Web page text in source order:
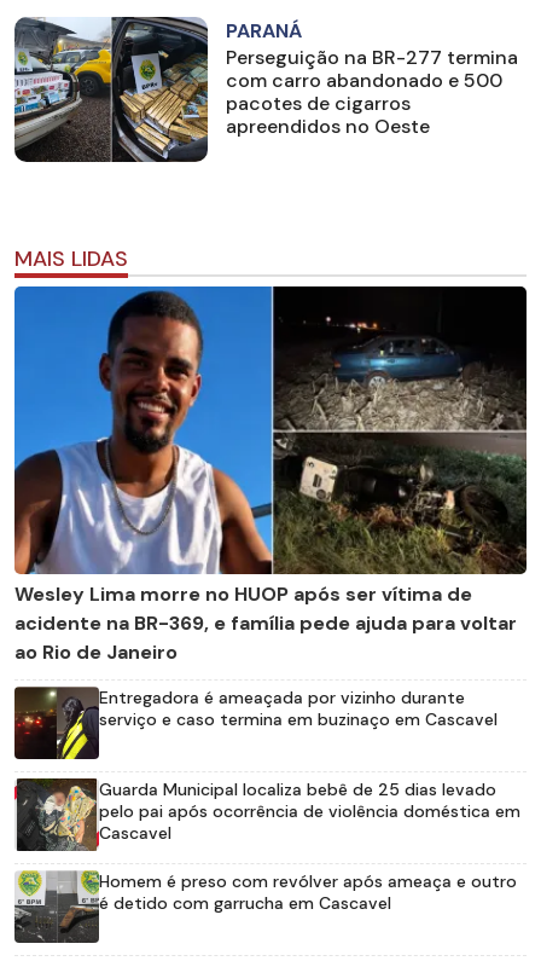
PARANÁ
Perseguição na BR-277 termina
com carro abandonado e 500
pacotes de cigarros
apreendidos no Oeste
MAIS LIDAS
Wesley Lima morre no HUOP após ser vítima de
acidente na BR-369, e família pede ajuda para voltar
ao Rio de Janeiro
Entregadora é ameaçada por vizinho durante
serviço e caso termina em buzinaço em Cascavel
Guarda Municipal localiza bebê de 25 dias levado
pelo pai após ocorrência de violência doméstica em
Cascavel
Homem é preso com revólver após ameaça e outro
é detido com garrucha em Cascavel